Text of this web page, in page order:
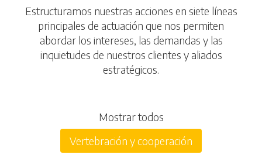
Estructuramos nuestras acciones en siete líneas
principales de actuación que nos permiten
abordar los intereses, las demandas y las
inquietudes de nuestros clientes y aliados
estratégicos.
Mostrar todos
Vertebración y cooperación